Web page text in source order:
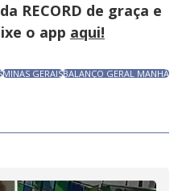
RECORD de graça e
o app aqui!
MINAS GERAISBALANÇO GERAL MANHÃ